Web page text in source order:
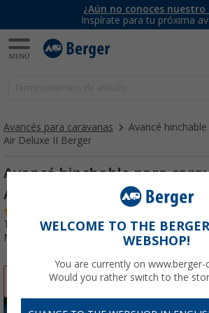
¿Aún no conoces nuestro
Inspírate para tu próxima
Avancés para caravanas
Avancé
Air Deluxe II Berger
Avancé hinchable para
Air Deluxe II Berger
Tests del producto:Muy bueno
Nº de artículo 263380
-38%
WELCOME TO THE
WEBSHOP!
You are currently on www.berger-
Would you rather switch to the